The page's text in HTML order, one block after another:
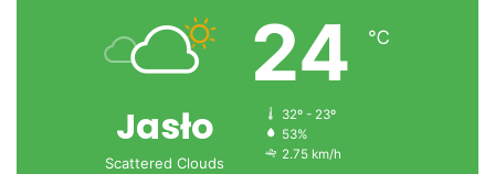
Jasło
Scattered Clouds
24 ℃
32º - 23º
53%
2.75 km/h